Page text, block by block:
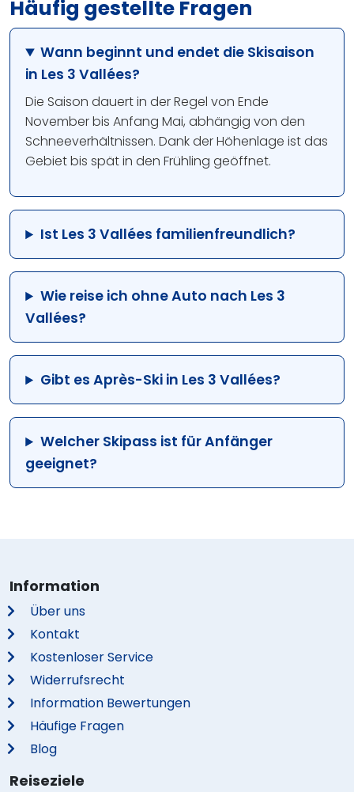
Häufig gestellte Fragen
Wann beginnt und endet die Skisaison
in Les 3 Vallées?
Die Saison dauert in der Regel von Ende
November bis Anfang Mai, abhängig von den
Schneeverhältnissen. Dank der Höhenlage ist das
Gebiet bis spät in den Frühling geöffnet.
Ist Les 3 Vallées familienfreundlich?
Wie reise ich ohne Auto nach Les 3
Vallées?
Gibt es Après-Ski in Les 3 Vallées?
Welcher Skipass ist für Anfänger
geeignet?
Information
Über uns
Kontakt
Kostenloser Service
Widerrufsrecht
Information Bewertungen
Häufige Fragen
Blog
Reiseziele